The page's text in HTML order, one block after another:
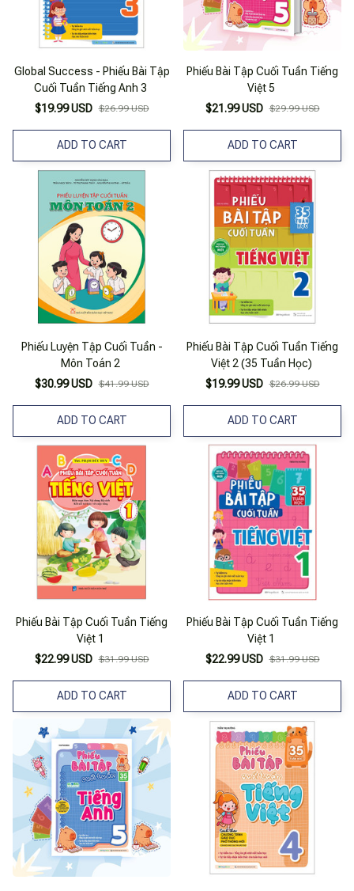
Global Success - Phiếu Bài Tập
Cuối Tuần Tiếng Anh 3
$19.99 USD $26.99 USD
ADD TO CART
Phiếu Bài Tập Cuối Tuần Tiếng
Việt 5
$21.99 USD $29.99 USD
ADD TO CART
Phiếu Luyện Tập Cuối Tuần -
Môn Toán 2
$30.99 USD $41.99 USD
ADD TO CART
Phiếu Bài Tập Cuối Tuần Tiếng
Việt 2 (35 Tuần Học)
$19.99 USD $26.99 USD
ADD TO CART
Phiếu Bài Tập Cuối Tuần Tiếng
Việt 1
$22.99 USD $31.99 USD
ADD TO CART
Phiếu Bài Tập Cuối Tuần Tiếng
Việt 1
$22.99 USD $31.99 USD
ADD TO CART